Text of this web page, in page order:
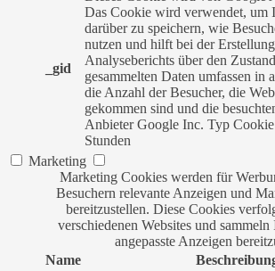
_gid
Das Cookie wird verwendet, um
darüber zu speichern, wie
nutzen und hilft bei der
Analyseberichts über den
gesammelten Daten umfassen in
die Anzahl der Besucher, die
gekommen sind und die
Anbieter Google Inc. Typ Cookie
Stunden
Marketing
Marketing Cookies werden für
Besuchern relevante Anzeigen und
bereitzustellen. Diese Cookies
verschiedenen Websites und
angepasste Anzeigen
Name